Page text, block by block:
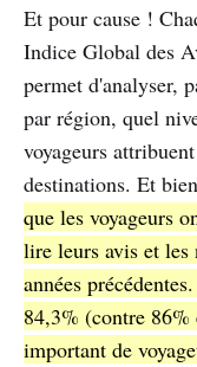
Et pour cause !
Indice Global des
permet d'analyser,
par région, quel
voyageurs
destinations. Et
que les voyageurs
lire leurs avis et les
années
84,3% (contre
important de